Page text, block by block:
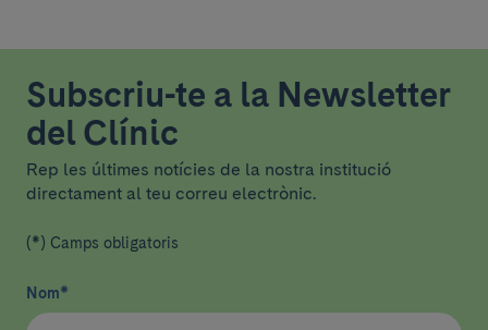
Subscriu-te a la Newsletter
del Clínic
Rep les últimes notícies de la nostra institució
directament al teu correu electrònic.
(*) Camps obligatoris
Nom*